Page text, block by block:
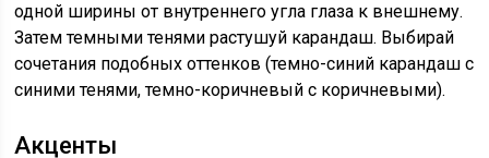
одной ширины от внутреннего угла глаза к внешнему.
Затем темными тенями растушуй карандаш. Выбирай
сочетания подобных оттенков (темно-синий карандаш с
синими тенями, темно-коричневый с коричневыми).
Акценты